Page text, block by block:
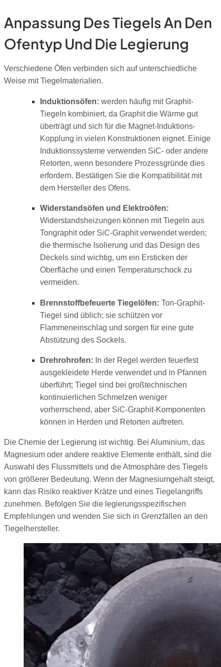
Anpassung Des Tiegels An Den
Ofentyp Und Die Legierung
Verschiedene Öfen verbinden sich auf unterschiedliche
Weise mit Tiegelmaterialien.
Induktionsöfen: werden häufig mit Graphit-
Tiegeln kombiniert, da Graphit die Wärme gut
überträgt und sich für die Magnet-Induktions-
Kopplung in vielen Konstruktionen eignet. Einige
Induktionssysteme verwenden SiC- oder andere
Retorten, wenn besondere Prozessgründe dies
erfordern. Bestätigen Sie die Kompatibilität mit
dem Hersteller des Ofens.
Widerstandsöfen und Elektroöfen:
Widerstandsheizungen können mit Tiegeln aus
Tongraphit oder SiC-Graphit verwendet werden;
die thermische Isolierung und das Design des
Deckels sind wichtig, um ein Ersticken der
Oberfläche und einen Temperaturschock zu
vermeiden.
Brennstoffbefeuerte Tiegelöfen: Ton-Graphit-
Tiegel sind üblich; sie schützen vor
Flammeneinschlag und sorgen für eine gute
Abstützung des Sockels.
Drehrohrofen: In der Regel werden feuerfest
ausgekleidete Herde verwendet und in Pfannen
überführt; Tiegel sind bei großtechnischen
kontinuierlichen Schmelzen weniger
vorherrschend, aber SiC-Graphit-Komponenten
können in Herden und Retorten auftreten.
Die Chemie der Legierung ist wichtig. Bei Aluminium, das
Magnesium oder andere reaktive Elemente enthält, sind die
Auswahl des Flussmittels und die Atmosphäre des Tiegels
von größerer Bedeutung. Wenn der Magnesiumgehalt steigt,
kann das Risiko reaktiver Krätze und eines Tiegelangriffs
zunehmen. Befolgen Sie die legierungsspezifischen
Empfehlungen und wenden Sie sich in Grenzfällen an den
Tiegelhersteller.